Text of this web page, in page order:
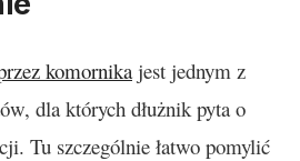
komornikajest jednym z
dla których dłużnik pyta o
Tu szczególnie łatwo pomylić